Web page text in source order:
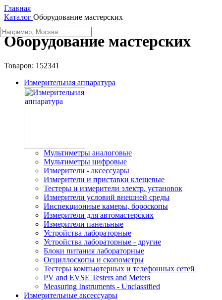
Главная
Каталог Оборудование мастерских
Оборудование мастерских
Товаров: 152341
Измерительная аппаратура
Мультиметры аналоговые
Мультиметры цифровые
Измерители - аксессуары
Измерители и приставки клещевые
Тестеры и измерители электр. установок
Измерители условий внешней среды
Инспекционные камеры, бороскопы
Измерители для автомастерских
Измерители панельные
Устройства лабораторные
Устройства лабораторные - другие
Блоки питания лабораторные
Осциллоскопы и скопометры
Тестеры компьютерных и телефонных сетей
PV and EVSE Testers and Meters
Measuring Instruments - Unclassified
Измерительные аксессуары